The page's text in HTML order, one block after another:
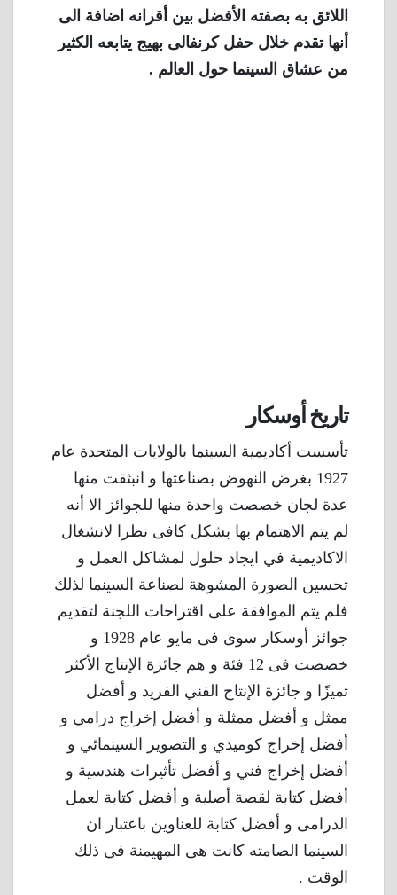
اللائق به بصفته الأفضل بين أقرانه اضافة الى
أنها تقدم خلال حفل كرنفالى بهيج يتابعه الكثير
من عشاق السينما حول العالم .
تاريخ أوسكار
تأسست أكاديمية السينما بالولايات المتحدة عام
1927 بغرض النهوض بصناعتها و انبثقت منها
عدة لجان خصصت واحدة منها للجوائز الا أنه
لم يتم الاهتمام بها بشكل كافى نظرا لانشغال
الاكاديمية في ايجاد حلول لمشاكل العمل و
تحسين الصورة المشوهة لصناعة السينما لذلك
فلم يتم الموافقة على اقتراحات اللجنة لتقديم
جوائز أوسكار سوى فى مايو عام 1928 و
خصصت فى 12 فئة و هم جائزة الإنتاج الأكثر
تميزًا و جائزة الإنتاج الفني الفريد و أفضل
ممثل و أفضل ممثلة و أفضل إخراج درامي و
أفضل إخراج كوميدي و التصوير السينمائي و
أفضل إخراج فني و أفضل تأثيرات هندسية و
أفضل كتابة لقصة أصلية و أفضل كتابة لعمل
الدرامى و أفضل كتابة للعناوين باعتبار ان
السينما الصامته كانت هى المهيمنة فى ذلك
الوقت .